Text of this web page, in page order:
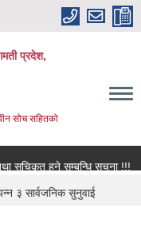
प्रदेश,
सोच सहितको
हुने सम्बन्धि सूचना !!!
३ सार्वजनिक सुनुवाई